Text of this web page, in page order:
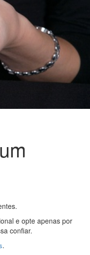
e opte apenas por
confiar.
.